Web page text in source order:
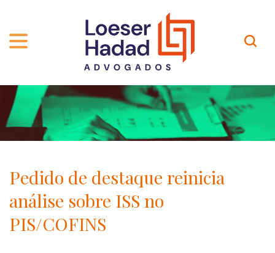
QUEM SOMOS
TRAJETÓRIA
INCLUSÃO E DIVERSIDADE
PRÊMIOS
NOSSA EQUIPE
ÁREAS DE ATUAÇÃO
PROFISSIONAIS
CARREIRA
Contato
Localização
Pedido de destaque reinicia
análise sobre ISS no
PIS/COFINS